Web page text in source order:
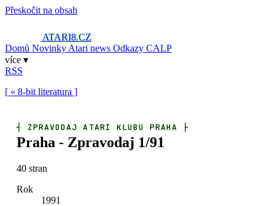
Přeskočit na obsah
ATARI8.CZ
Domů Novinky Atari news Odkazy CALP
více ▾
RSS
[ « 8-bit literatura ]
┤ ZPRAVODAJ ATARI KLUBU PRAHA ├
Praha - Zpravodaj 1/91
40 stran
Rok
1991